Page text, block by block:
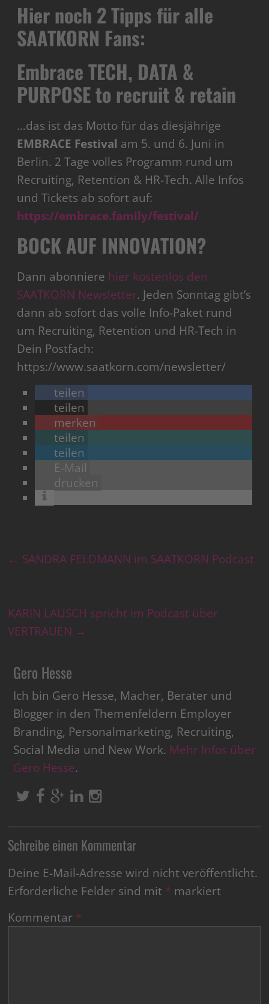
Hier noch 2 Tipps für alle
SAATKORN Fans:
Embrace TECH, DATA &
PURPOSE to recruit & retain
…das ist das Motto für das diesjährige
EMBRACE Festival am 5. und 6. Juni in
Berlin. 2 Tage volles Programm rund um
Recruiting, Retention & HR-Tech. Alle Infos
und Tickets ab sofort auf:
https://embrace.family/festival/
BOCK AUF INNOVATION?
Dann abonniere hier kostenlos den
SAATKORN Newsletter. Jeden Sonntag gibt’s
dann ab sofort das volle Info-Paket rund
um Recruiting, Retention und HR-Tech in
Dein Postfach:
https://www.saatkorn.com/newsletter/
teilen
teilen
merken
teilen
teilen
E-Mail
drucken
← SANDRA FELDMANN im SAATKORN Podcast
KARIN LAUSCH spricht im Podcast über
VERTRAUEN →
Gero Hesse
Ich bin Gero Hesse, Macher, Berater und
Blogger in den Themenfeldern Employer
Branding, Personalmarketing, Recruiting,
Social Media und New Work. Mehr Infos über
Gero Hesse.
Schreibe einen Kommentar
Deine E-Mail-Adresse wird nicht veröffentlicht.
Erforderliche Felder sind mit * markiert
Kommentar *